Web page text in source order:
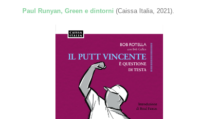
Paul Runyan, Green e dintorni (Caissa Italia, 2021).